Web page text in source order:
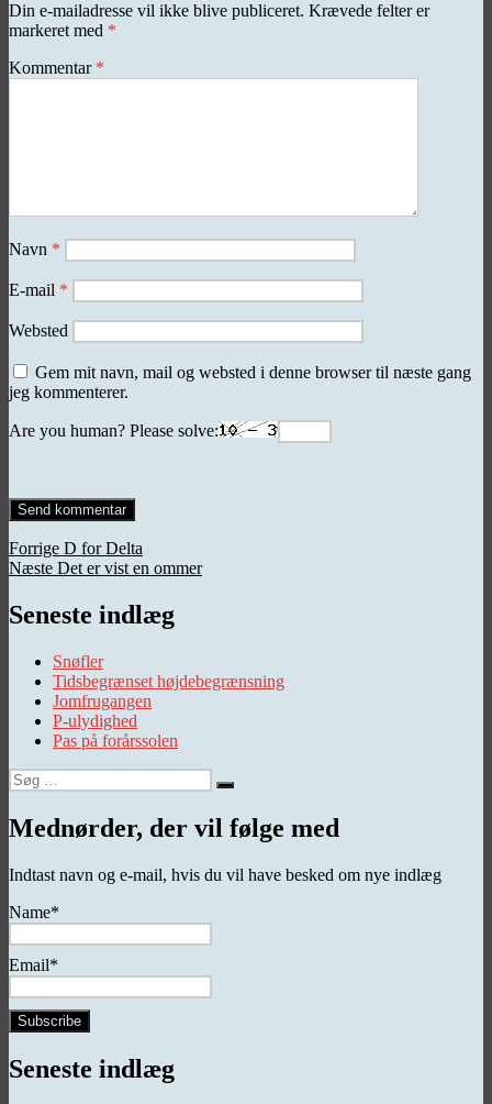
Din e-mailadresse vil ikke blive publiceret. Krævede felter er
markeret med *
Kommentar *
Navn *
E-mail *
Websted
Gem mit navn, mail og websted i denne browser til næste gang
jeg kommenterer.
Are you human? Please solve:
Indlægsnavigation
Forrige Forrige
indlæg:
D for Delta
Næste Næste
Det er vist en ommer
Seneste indlæg
Snøfler
Tidsbegrænset højdebegrænsning
Jomfrugangen
P-ulydighed
Pas på forårssolen
Søg
efter:
Søg
Mednørder, der vil følge med
Indtast navn og e-mail, hvis du vil have besked om nye indlæg
Name*
Email*
Seneste indlæg